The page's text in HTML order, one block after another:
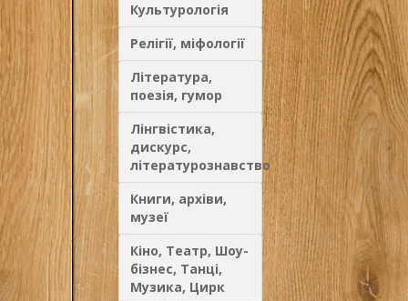
Культурологія
Релігії, міфології
Література,
поезія, гумор
Лінгвістика,
дискурс,
літературознавство
Книги, архіви,
музеї
Кіно, Театр, Шоу-
бізнес, Танці,
Музика, Цирк